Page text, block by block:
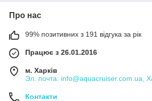
Про нас
99% позитивних з 191 відгука за рік
Працює з 26.01.2016
м. Харків
Эл. почта: info@aquacruiser.com.ua,
Контакти